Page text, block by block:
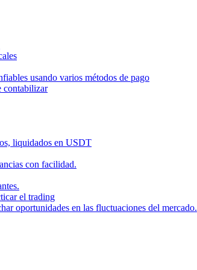
usando varios métodos de pago
contabilizar
liquidados en USDT
con facilidad.
el trading
oportunidades en las fluctuaciones del mercado.